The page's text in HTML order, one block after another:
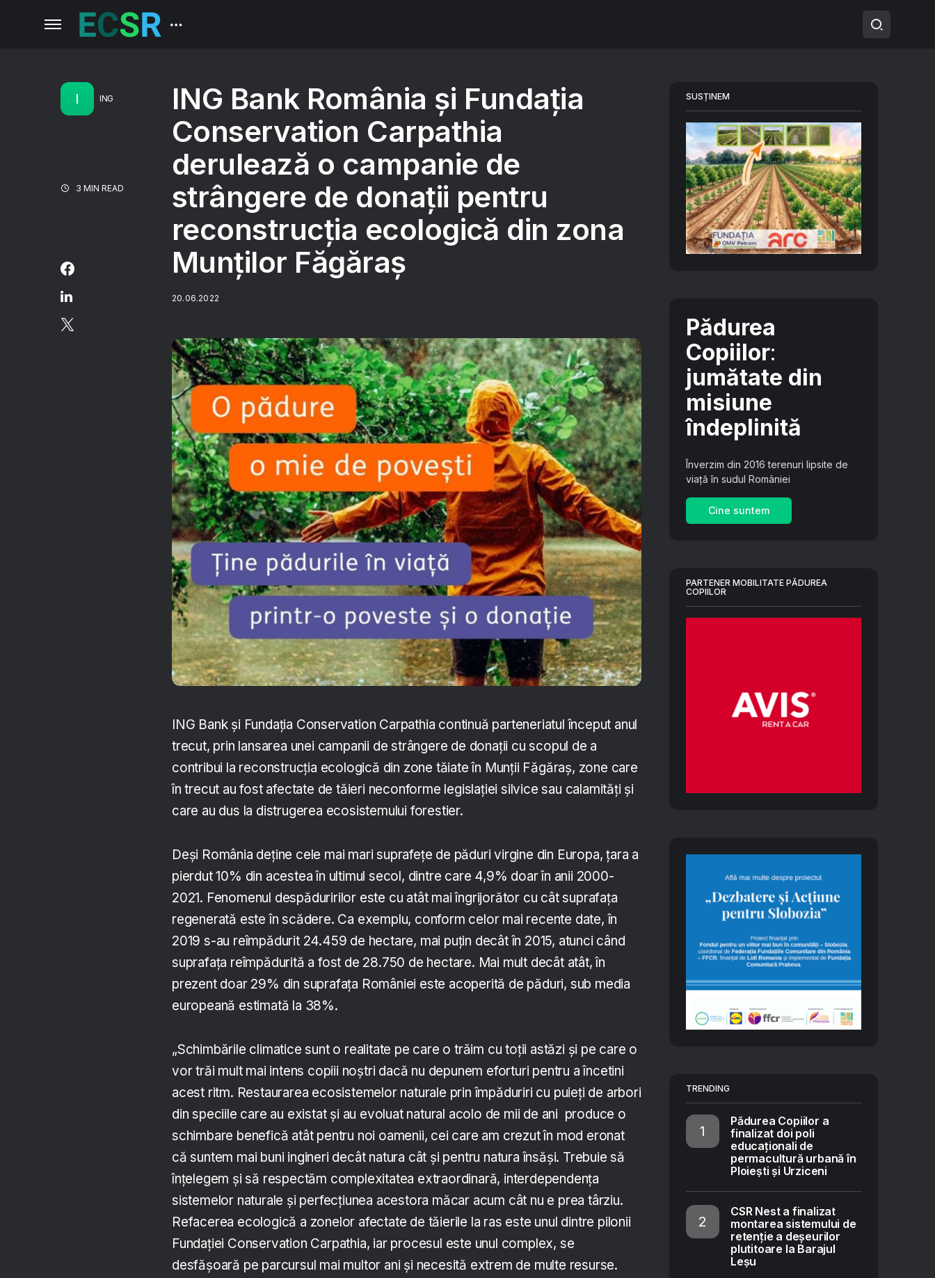
I ING
3 MIN READ
ING Bank România și Fundația
Conservation Carpathia
derulează o campanie de
strângere de donații pentru
reconstrucția ecologică din zona
Munților Făgăraș
20.06.2022
ING Bank și Fundația Conservation Carpathia continuă parteneriatul început anul
trecut, prin lansarea unei campanii de strângere de donații cu scopul de a
contribui la reconstrucția ecologică din zone tăiate în Munții Făgăraș, zone care
în trecut au fost afectate de tăieri neconforme legislației silvice sau calamități și
care au dus la distrugerea ecosistemului forestier.
Deși România deține cele mai mari suprafețe de păduri virgine din Europa, țara a
pierdut 10% din acestea în ultimul secol, dintre care 4,9% doar în anii 2000-
2021. Fenomenul despăduririlor este cu atât mai îngrijorător cu cât suprafața
regenerată este în scădere. Ca exemplu, conform celor mai recente date, în
2019 s-au reîmpădurit 24.459 de hectare, mai puțin decât în 2015, atunci când
suprafața reîmpădurită a fost de 28.750 de hectare. Mai mult decât atât, în
prezent doar 29% din suprafața României este acoperită de păduri, sub media
europeană estimată la 38%.
„Schimbările climatice sunt o realitate pe care o trăim cu toții astăzi și pe care o
vor trăi mult mai intens copiii noștri dacă nu depunem eforturi pentru a încetini
acest ritm. Restaurarea ecosistemelor naturale prin împăduriri cu puieți de arbori
din speciile care au existat și au evoluat natural acolo de mii de ani produce o
schimbare benefică atât pentru noi oamenii, cei care am crezut în mod eronat
că suntem mai buni ingineri decât natura cât și pentru natura însăși. Trebuie să
înțelegem și să respectăm complexitatea extraordinară, interdependența
sistemelor naturale și perfecțiunea acestora măcar acum cât nu e prea târziu.
Refacerea ecologică a zonelor afectate de tăierile la ras este unul dintre pilonii
Fundației Conservation Carpathia, iar procesul este unul complex, se
desfășoară pe parcursul mai multor ani și necesită extrem de multe resurse.
SUSȚINEM
Pădurea
Copiilor:
jumătate din
misiune
îndeplinită
Înverzim din 2016 terenuri lipsite de
viață în sudul României
Cine suntem
PARTENER MOBILITATE PĂDUREA
COPIILOR
TRENDING
Pădurea Copiilor a
finalizat doi poli
educaționali de
permacultură urbană în
Ploiești și Urziceni
CSR Nest a finalizat
montarea sistemului de
retenție a deșeurilor
plutitoare la Barajul
Leșu